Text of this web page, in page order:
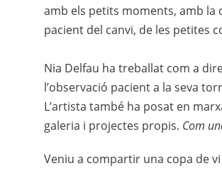
amb els petits moments, amb la
pacient del canvi, de les petites
Nia Delfau ha treballat com a
l’observació pacient a la seva
L’artista també ha posat en
galeria i projectes propis. Com
Veniu a compartir una copa de